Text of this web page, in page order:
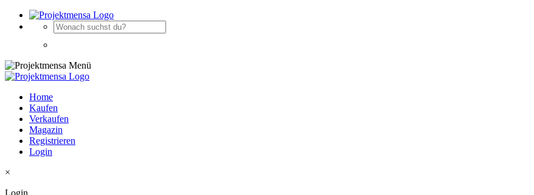
Home
Kaufen
Verkaufen
Magazin
Registrieren
Login
×
Login